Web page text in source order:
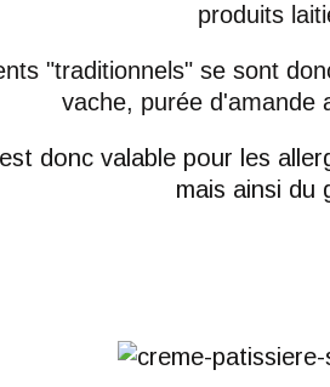
produits
"traditionnels" se sont
vache, purée d'amande
donc valable pour les
mais ainsi du